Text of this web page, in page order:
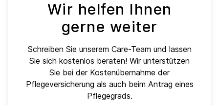
Wir helfen Ihnen
gerne weiter
Schreiben Sie unserem Care-Team und lassen
Sie sich kostenlos beraten! Wir unterstützen
Sie bei der Kostenübernahme der
Pflegeversicherung als auch beim Antrag eines
Pflegegrads.